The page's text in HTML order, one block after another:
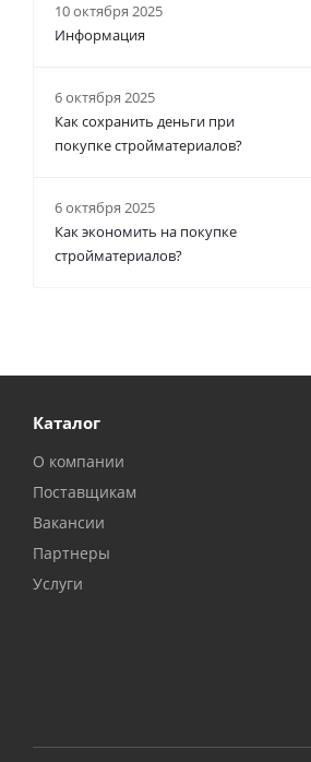
10 октября 2025
Информация
6 октября 2025
Как сохранить деньги при
покупке стройматериалов?
6 октября 2025
Как экономить на покупке
стройматериалов?
Каталог
О компании
Поставщикам
Вакансии
Партнеры
Услуги